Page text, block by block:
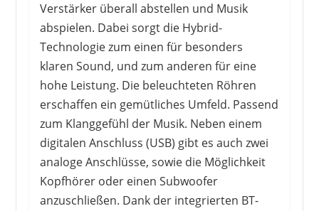
1 2 3 4 5 6 7 8
9
10
>
Verstärker überall abstellen und Musik
abspielen. Dabei sorgt die Hybrid-
Technologie zum einen für besonders
klaren Sound, und zum anderen für eine
hohe Leistung. Die beleuchteten Röhren
erschaffen ein gemütliches Umfeld. Passend
zum Klanggefühl der Musik. Neben einem
digitalen Anschluss (USB) gibt es auch zwei
analoge Anschlüsse, sowie die Möglichkeit
Kopfhörer oder einen Subwoofer
anzuschließen. Dank der integrierten BT-